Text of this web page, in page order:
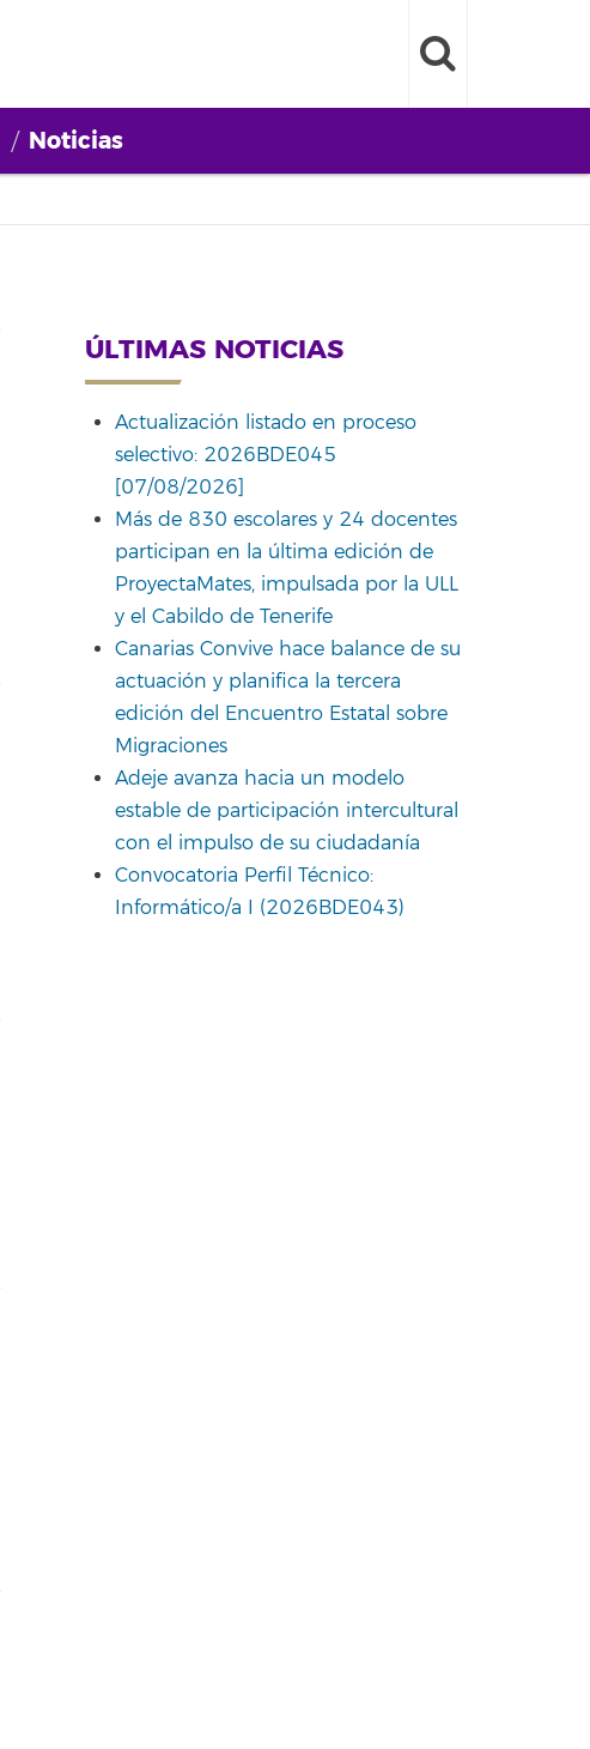
Noticias
ÚLTIMAS NOTICIAS
Actualización listado en proceso
selectivo: 2026BDE045
[07/08/2026]
Más de 830 escolares y 24 docentes
participan en la última edición de
ProyectaMates, impulsada por la ULL
y el Cabildo de Tenerife
Canarias Convive hace balance de su
actuación y planifica la tercera
edición del Encuentro Estatal sobre
Migraciones
Adeje avanza hacia un modelo
estable de participación intercultural
con el impulso de su ciudadanía
Convocatoria Perfil Técnico:
Informático/a I (2026BDE043)